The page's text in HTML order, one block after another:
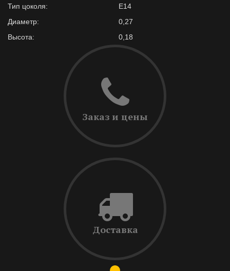
Тип цоколя:
E14
Диаметр:
0,27
Высота:
0,18
Заказ и цены
Доставка